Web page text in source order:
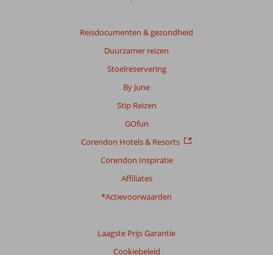
Reisdocumenten & gezondheid
Duurzamer reizen
Stoelreservering
By June
Stip Reizen
GOfun
Corendon Hotels & Resorts
Corendon Inspiratie
Affiliates
*Actievoorwaarden
Laagste Prijs Garantie
Cookiebeleid